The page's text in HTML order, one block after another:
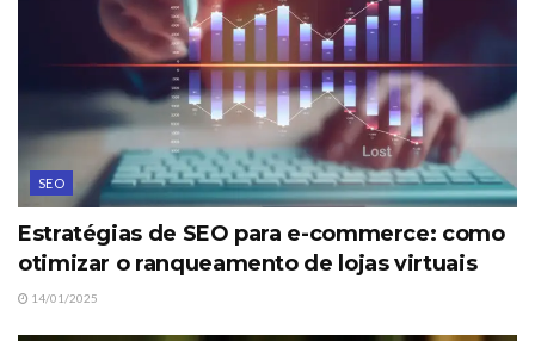
SEO
Estratégias de SEO para e-commerce: como
otimizar o ranqueamento de lojas virtuais
14/01/2025